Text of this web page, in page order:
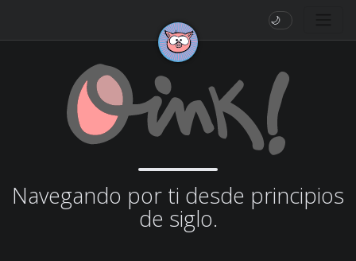
🌙
Navegando por ti desde principios
de siglo.